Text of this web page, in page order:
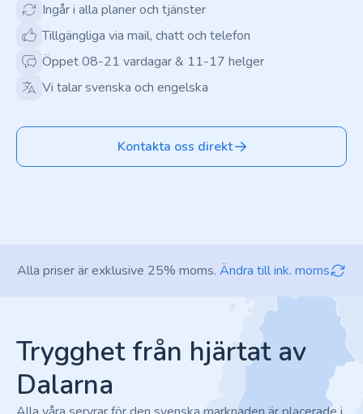
Ingår i alla planer och tjänster
Tillgängliga via mail, chatt och telefon
Öppet 08-21 vardagar & 11-17 helger
Vi talar svenska och engelska
Kontakta oss direkt
Alla priser är exklusive 25% moms. Ändra till ink. moms
Trygghet från hjärtat av
Dalarna